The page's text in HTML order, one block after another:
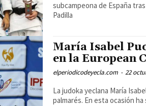
subcampeona de España
Padilla
María Isabel
en la European
elperiodicodeyecla.com - 22
La judoka yeclana María
palmarés. En esta ocasión